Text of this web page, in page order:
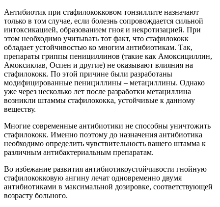
Антибиотик при стафилококковом тонзиллите назначают
только в том случае, если болезнь сопровождается сильной
интоксикацией, образованием гноя и некротизацией. При
этом необходимо учитывать тот факт, что стафилококк
обладает устойчивостью ко многим антибиотикам. Так,
препараты гриппы пенициллинов (такие как Амоксициллин,
Амоксиклав, Оспен и другие) не оказывают влияния на
стафилококк. По этой причине были разработаны
модифицированные пенициллины – метациллины. Однако
уже через несколько лет после разработки метациллина
возникли штаммы стафилококка, устойчивые к данному
веществу.
Многие современные антибиотики не способны уничтожить
стафилококк. Именно поэтому до назначения антибиотика
необходимо определить чувствительность вашего штамма к
различным антибактериальным препаратам.
Во избежание развития антибиотикоустойчивости гнойную
стафилококковую ангину лечат одновременно двумя
антибиотиками в максимальной дозировке, соответствующей
возрасту больного.